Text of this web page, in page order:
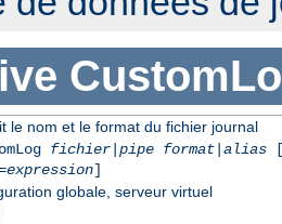
le nom et le format du fichier journal
fichier|pipe format|alias
expression]
globale, serveur virtuel